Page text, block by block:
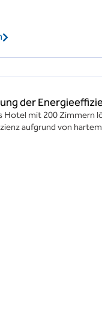
der
Hotel mit 200 Zimmern
aufgrund von